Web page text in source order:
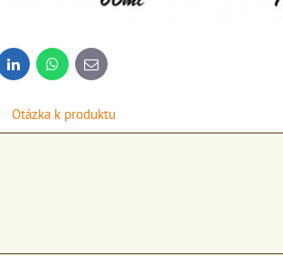
LinkedInWhatsApp
E-
mail
Otázka k produktu